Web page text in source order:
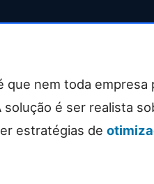
que nem toda
solução é ser realista
estratégias de